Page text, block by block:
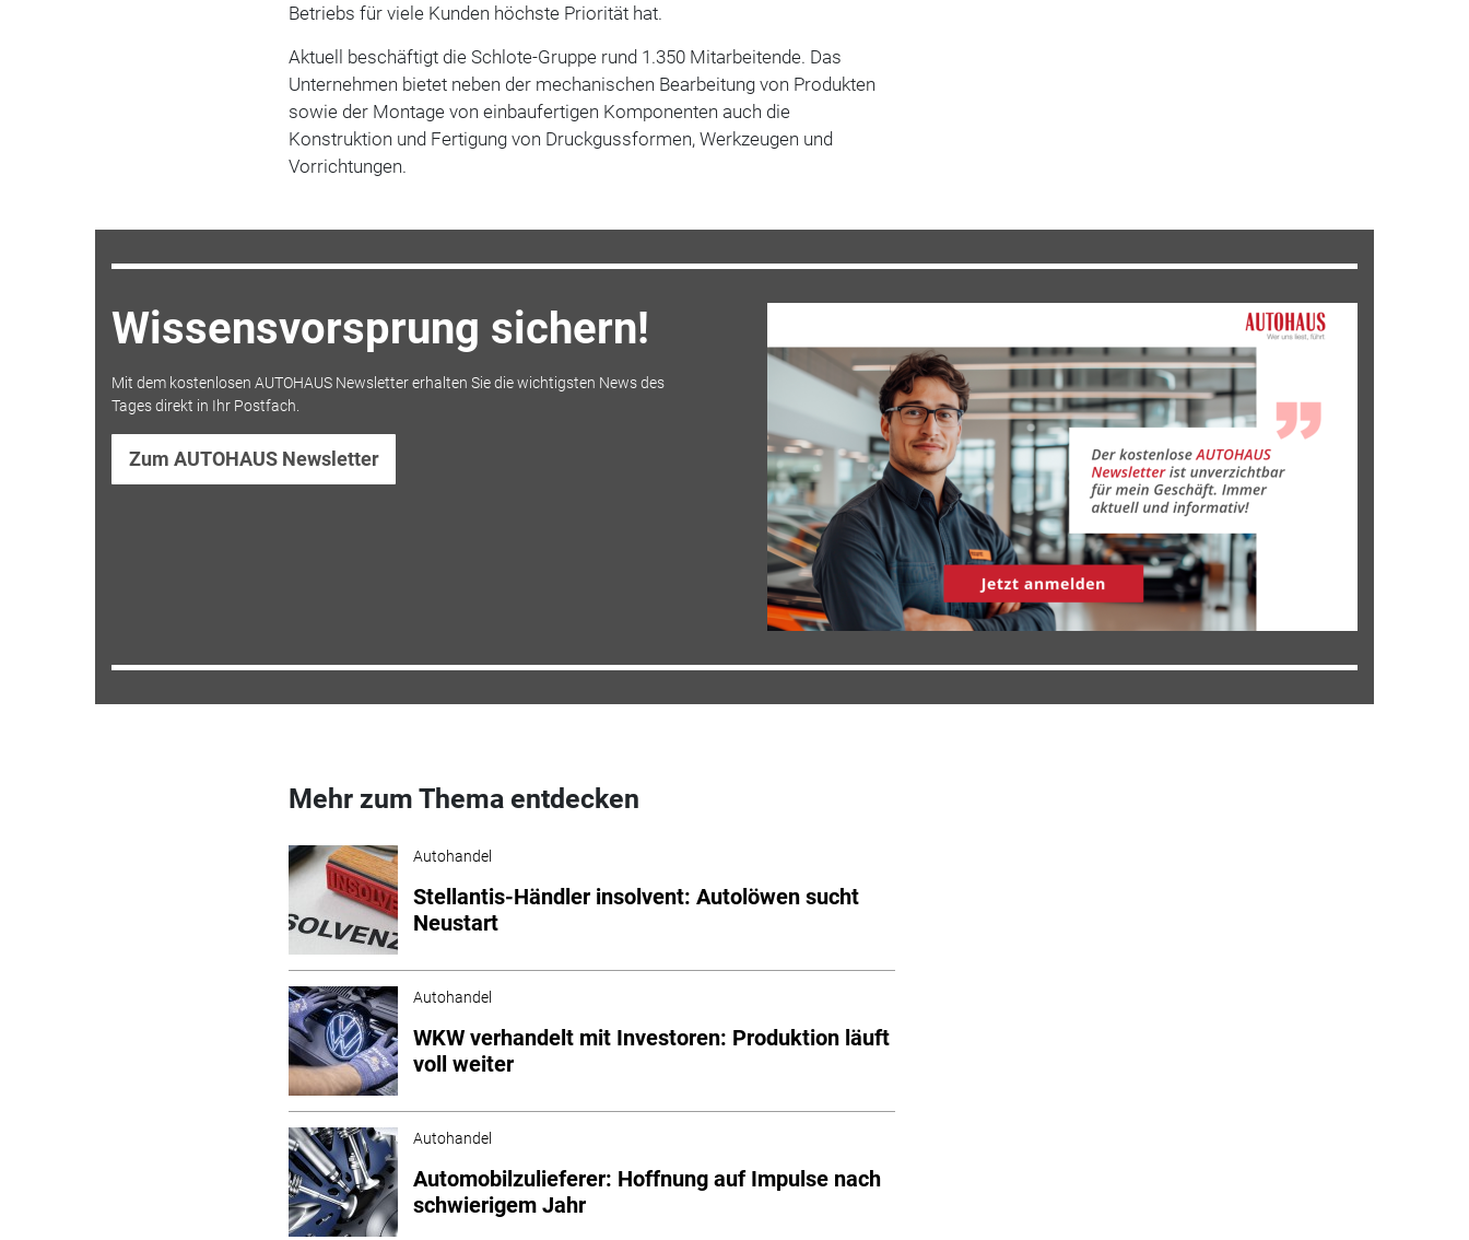
Betriebs für viele Kunden höchste Priorität hat.
Aktuell beschäftigt die Schlote-Gruppe rund 1.350 Mitarbeitende. Das
Unternehmen bietet neben der mechanischen Bearbeitung von Produkten
sowie der Montage von einbaufertigen Komponenten auch die
Konstruktion und Fertigung von Druckgussformen, Werkzeugen und
Vorrichtungen.
Wissensvorsprung sichern!
Mit dem kostenlosen AUTOHAUS Newsletter erhalten Sie die wichtigsten News des
Tages direkt in Ihr Postfach.
Zum AUTOHAUS Newsletter
Mehr zum Thema entdecken
Autohandel
Stellantis-Händler insolvent: Autolöwen sucht
Neustart
Autohandel
WKW verhandelt mit Investoren: Produktion läuft
voll weiter
Autohandel
Automobilzulieferer: Hoffnung auf Impulse nach
schwierigem Jahr